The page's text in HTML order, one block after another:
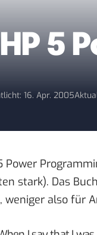
5
16. Apr. 2005
Power
stark). Das
also für